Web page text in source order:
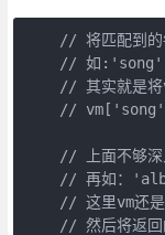
// 将匹配到的
// 如
// 其实就是
//
// 上面不够深
// 再如：
// 这里vm还
// 然后将返